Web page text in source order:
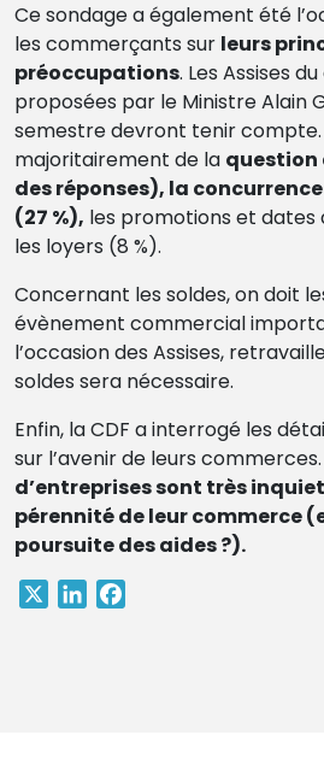
Ce sondage a également été
les commerçants sur leurs
préoccupations. Les Assises
proposées par le Ministre Alain
semestre devront tenir compte.
majoritairement de la question
des réponses), la
(27 %), les promotions et dates
les loyers (8 %).
Concernant les soldes, on doit
évènement commercial
l’occasion des Assises,
soldes sera nécessaire.
Enfin, la CDF a interrogé les
sur l’avenir de leurs commerces.
d’entreprises sont très
pérennité de leur commerce
poursuite des aides ?).
LinkedIn